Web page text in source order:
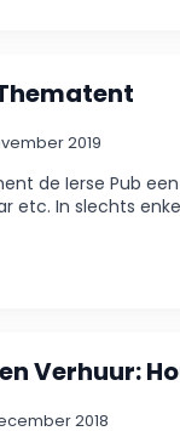
2019
de Ierse Pub
etc. In slechts
Verhuur:
2018